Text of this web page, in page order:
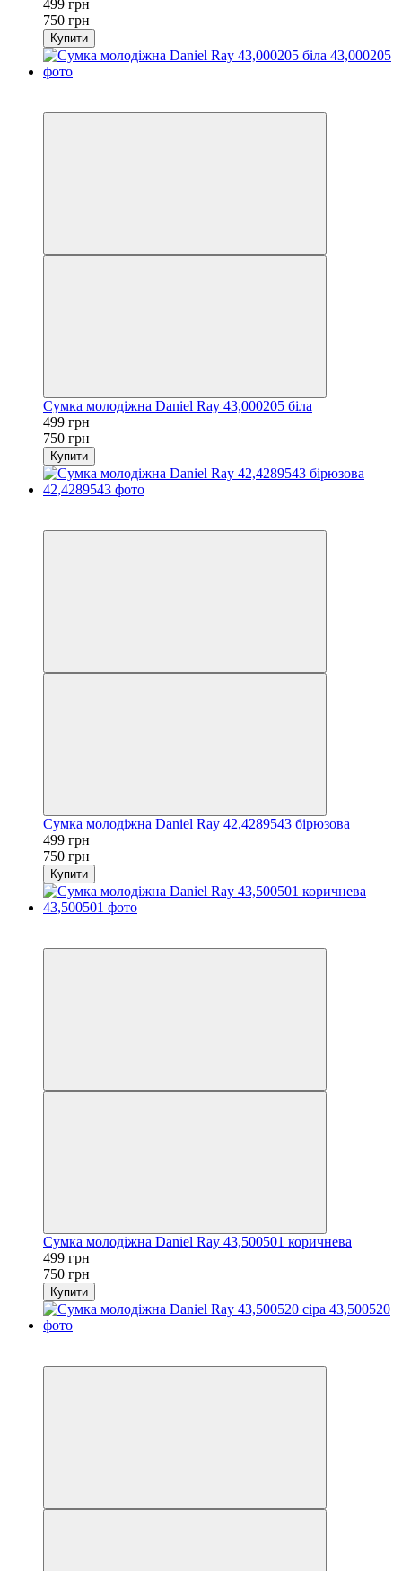
499 грн
750 грн
Купити
Сумка молодіжна Daniel Ray 43,000205 біла
499 грн
750 грн
Купити
Сумка молодіжна Daniel Ray 42,4289543 бірюзова
499 грн
750 грн
Купити
Сумка молодіжна Daniel Ray 43,500501 коричнева
499 грн
750 грн
Купити